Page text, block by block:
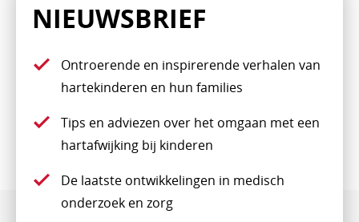
NIEUWSBRIEF
Ontroerende en inspirerende verhalen van
hartekinderen en hun families
Tips en adviezen over het omgaan met een
hartafwijking bij kinderen
De laatste ontwikkelingen in medisch
onderzoek en zorg